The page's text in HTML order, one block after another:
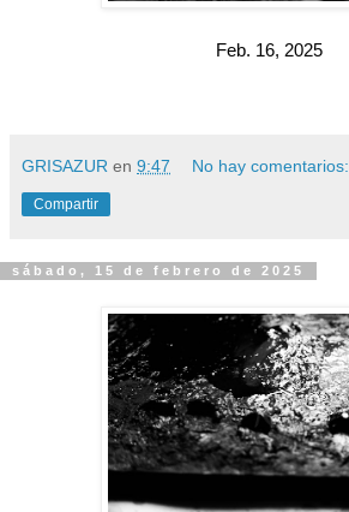
Feb. 16, 2025
GRISAZUR en 9:47 No hay comentarios:
Compartir
sábado, 15 de febrero de 2025